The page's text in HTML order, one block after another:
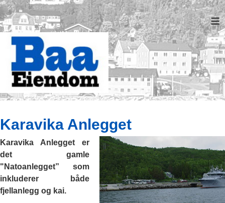
≡
Karavika Anlegget
Karavika Anlegget er
det gamle
"Natoanlegget” som
inkluderer både
fjellanlegg og kai.